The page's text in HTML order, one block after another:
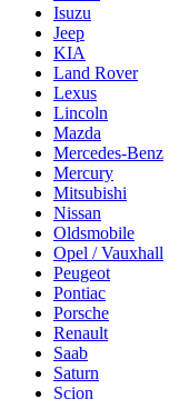
Isuzu
Jeep
KIA
Land Rover
Lexus
Lincoln
Mazda
Mercedes-Benz
Mercury
Mitsubishi
Nissan
Oldsmobile
Opel / Vauxhall
Peugeot
Pontiac
Porsche
Renault
Saab
Saturn
Scion